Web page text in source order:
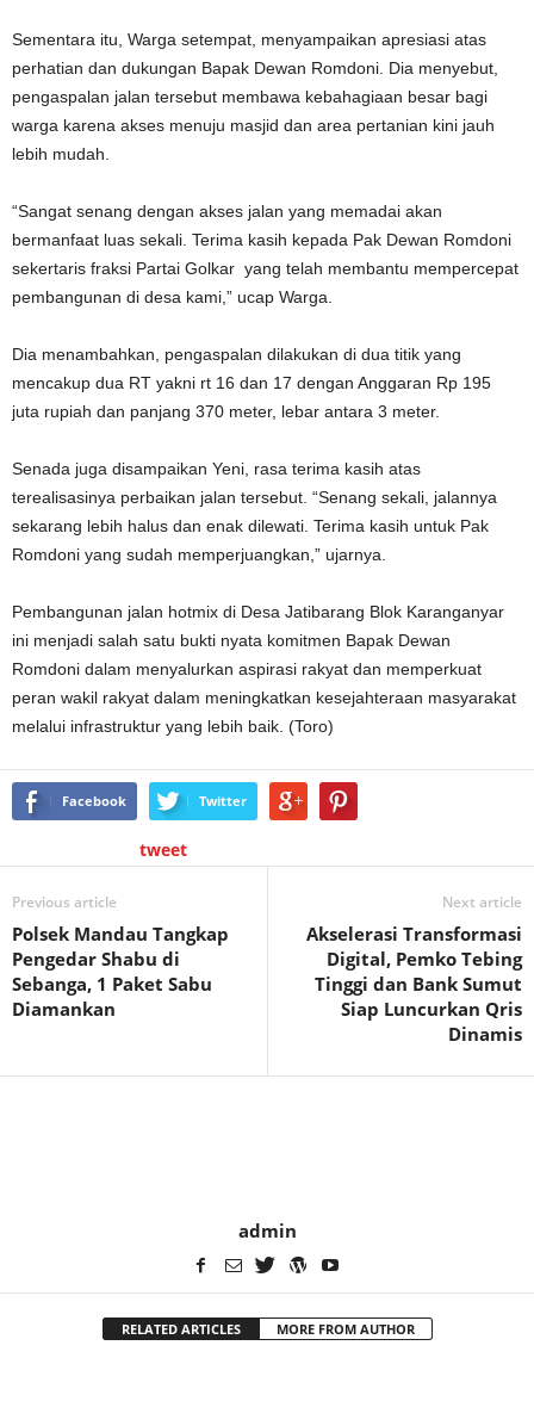
Sementara itu, Warga setempat, menyampaikan apresiasi atas
perhatian dan dukungan Bapak Dewan Romdoni. Dia menyebut,
pengaspalan jalan tersebut membawa kebahagiaan besar bagi
warga karena akses menuju masjid dan area pertanian kini jauh
lebih mudah.
“Sangat senang dengan akses jalan yang memadai akan
bermanfaat luas sekali. Terima kasih kepada Pak Dewan Romdoni
sekertaris fraksi Partai Golkar yang telah membantu mempercepat
pembangunan di desa kami,” ucap Warga.
Dia menambahkan, pengaspalan dilakukan di dua titik yang
mencakup dua RT yakni rt 16 dan 17 dengan Anggaran Rp 195
juta rupiah dan panjang 370 meter, lebar antara 3 meter.
Senada juga disampaikan Yeni, rasa terima kasih atas
terealisasinya perbaikan jalan tersebut. “Senang sekali, jalannya
sekarang lebih halus dan enak dilewati. Terima kasih untuk Pak
Romdoni yang sudah memperjuangkan,” ujarnya.
Pembangunan jalan hotmix di Desa Jatibarang Blok Karanganyar
ini menjadi salah satu bukti nyata komitmen Bapak Dewan
Romdoni dalam menyalurkan aspirasi rakyat dan memperkuat
peran wakil rakyat dalam meningkatkan kesejahteraan masyarakat
melalui infrastruktur yang lebih baik. (Toro)
Facebook Twitter
tweet
Previous article
Polsek Mandau Tangkap
Pengedar Shabu di
Sebanga, 1 Paket Sabu
Diamankan
Next article
Akselerasi Transformasi
Digital, Pemko Tebing
Tinggi dan Bank Sumut
Siap Luncurkan Qris
Dinamis
admin
RELATED ARTICLES MORE FROM AUTHOR